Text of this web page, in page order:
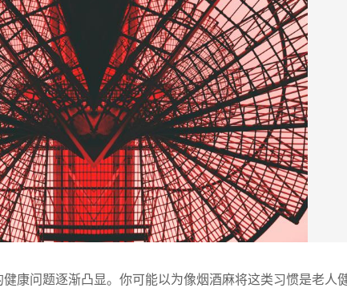
康问题逐渐凸显。你可能以为像烟酒麻将这类习惯是老人